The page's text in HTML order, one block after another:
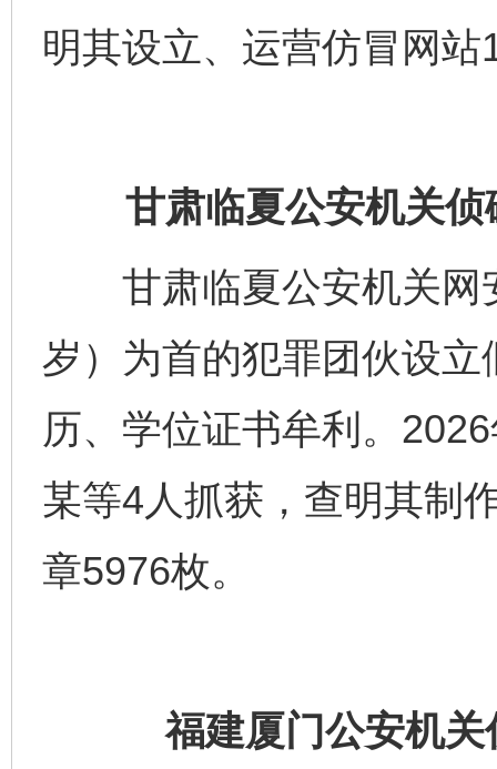
明其设立、运营仿冒网
甘肃临夏公安机关侦
甘肃临夏公安机关网
岁）为首的犯罪团伙设
历、学位证书牟利。
某等4人抓获，查明其制
章5976枚。
福建厦门公安机关